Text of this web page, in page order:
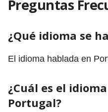
Preguntas
¿Qué idioma se
El idioma hablada en
¿Cuál es el
Portugal?